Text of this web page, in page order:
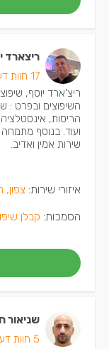
ריצארד
17 חוות דעת
ריצ'ארד יוסף,
השיפוצים ובפרט :
הריסות,
ועוד. בנוסף
שירות אמין ואדיב.
איזורי שירות: צפון,
הסמכות: קבלן
שניאור
5 חוות דעת